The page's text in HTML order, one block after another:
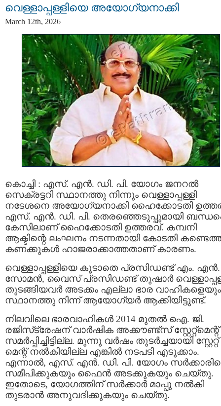
വെള്ളാപ്പള്ളിയെ അയോഗ്യനാക്കി
March 12th, 2026
കൊച്ചി : എസ്. എന്‍. ഡി. പി. യോഗം ജനറല്‍
സെക്രട്ടറി സ്ഥാനത്തു നിന്നും വെള്ളാപ്പള്ളി
നടേശനെ അയോഗ്യനാക്കി ഹൈക്കോടതി
എസ്. എന്‍. ഡി. പി. തെരഞ്ഞെടുപ്പുമായി
കേസിലാണ് ഹൈക്കോടതി ഉത്തരവ്. കമ്പനി
ആക്ടിന്റെ ലംഘനം നടന്നതായി കോടതി
കണക്കുകള്‍ ഹാജരാക്കാത്തതാണ് കാരണം.
വെള്ളാപ്പള്ളിയെ കൂടാതെ പ്രസിഡണ്ട് എം. എൻ.
സോമൻ, വൈസ് പ്രസിഡണ്ട് തുഷാർ
തുടങ്ങിയവർ അടക്കം എല്ലാ ഭാര വാഹികളെയും
സ്ഥാനത്തു നിന്ന് ആയോഗ്യർ ആക്കിയിട്ടുണ്ട്.
നിലവിലെ ഭാരവാഹികൾ 2014 മുതൽ ഐ. ജി.
രജിസ്‌ട്രേഷന് വാർഷിക അക്കൗണ്ട്‌സ് സ്റ്റേറ്റ്‌മെന്റ്
സമർപ്പിച്ചിട്ടില്ല. മൂന്നു വർഷം തുടർച്ചയായി സ്റ്റേറ്റ്‌
മെന്റ് നൽകിയില്ല എങ്കിൽ നടപടി എടുക്കാം.
എന്നാൽ, എസ്. എന്‍. ഡി. പി. യോഗം
സമീപിക്കുകയും ഫൈൻ അടക്കുകയും ചെയ്തു.
ഇതോടെ, യോഗത്തിന് സർക്കാർ മാപ്പു നൽകി
തുടരാൻ അനുവദിക്കുകയും ചെയ്തു.